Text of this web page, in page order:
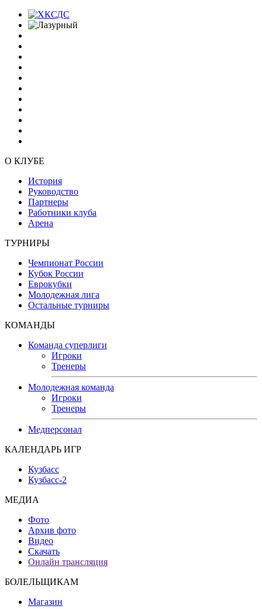
О КЛУБЕ
История
Руководство
Партнеры
Работники клуба
Арена
ТУРНИРЫ
Чемпионат России
Кубок России
Еврокубки
Молодежная лига
Остальные турниры
КОМАНДЫ
Команда суперлиги
Игроки
Тренеры
Молодежная команда
Игроки
Тренеры
Медперсонал
КАЛЕНДАРЬ ИГР
Кузбасс
Кузбасс-2
МЕДИА
Фото
Архив фото
Видео
Скачать
Онлайн трансляция
БОЛЕЛЬЩИКАМ
Магазин